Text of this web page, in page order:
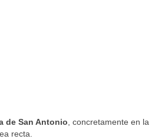
de San Antonio , concretamente en la
recta.